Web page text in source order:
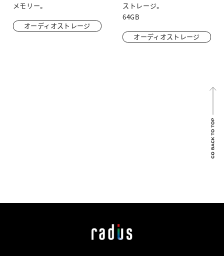
メモリー。
オーディオストレージ
ストレージ。
64GB
オーディオストレージ